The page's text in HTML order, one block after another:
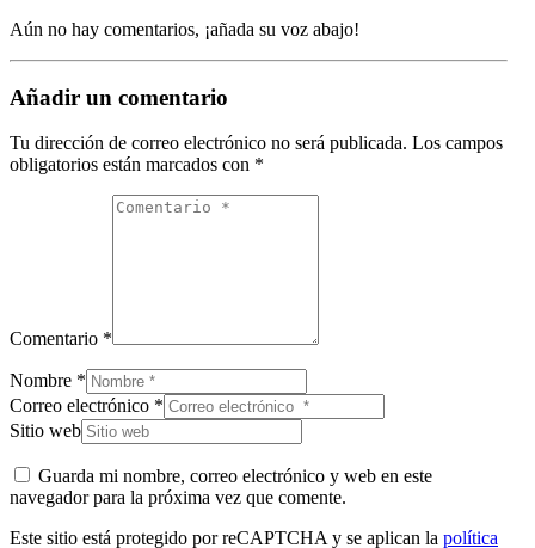
Aún no hay comentarios, ¡añada su voz abajo!
Añadir un comentario
Tu dirección de correo electrónico no será publicada. Los campos
obligatorios están marcados con *
Comentario *
Nombre *
Correo electrónico *
Sitio web
Guarda mi nombre, correo electrónico y web en este
navegador para la próxima vez que comente.
Este sitio está protegido por reCAPTCHA y se aplican la política